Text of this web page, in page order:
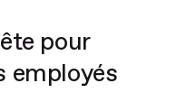
pour
employés